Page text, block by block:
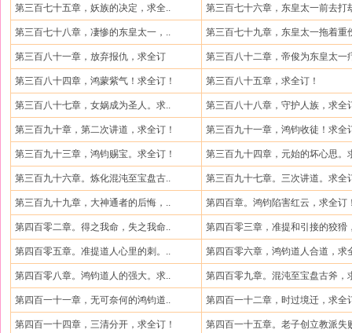
第三百七十五章，妖族的决定，求全.. 第三百七十六章，东皇太一前去打
第三百七十八章，凄惨的东皇太一，.. 第三百七十九章，东皇太一拖着重
第三百八十一章，放弃报仇，求全订 第三百八十二章，帝俊为东皇太一
第三百八十四章，鸿蒙紫气！求全订！ 第三百八十五章，求全订！
第三百八十七章，女娲成为圣人。求.. 第三百八十八章，守护人族，求全
第三百九十章，第二次讲道，求全订！ 第三百九十一章，鸿钧收徒！求全
第三百九十三章，鸿钧赐宝。求全订！ 第三百九十四章，元始的坏心思。
第三百九十六章。炼化混沌至宝盘古.. 第三百九十七章。三次讲道。求全
第三百九十九章，大神通者的后悔，.. 第四百章。鸿钧陷害红云，求全订
第四百零二章。得之我命，失之我命.. 第四百零三章，准提和引接的狡猾
第四百零五章。准提道人心里的刺。.. 第四百零六章，鸿钧道人合道，求
第四百零八章。鸿钧道人的强大。求.. 第四百零九章。混沌至宝盘古斧，
第四百一十一章，无可奈何的鸿钧道.. 第四百一十二章，时过境迁，求全
第四百一十四章，三清分开，求全订！ 第四百一十五章。老子创立教派失